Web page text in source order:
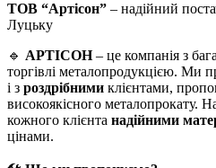
ТОВ “Артісон” – надійний
Луцьку
🔹 АРТІСОН– це компанія з
торгівлі металопродукцією. Ми
і з роздрібними клієнтами,
високоякісного металопрокату.
кожного клієнта надійними
цінами.